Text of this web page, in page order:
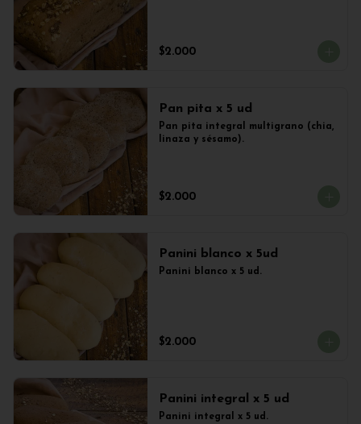
$2.000
Pan pita x 5 ud
Pan pita integral multigrano (chia,
linaza y sésamo).
$2.000
Panini blanco x 5ud
Panini blanco x 5 ud.
$2.000
Panini integral x 5 ud
Panini integral x 5 ud.